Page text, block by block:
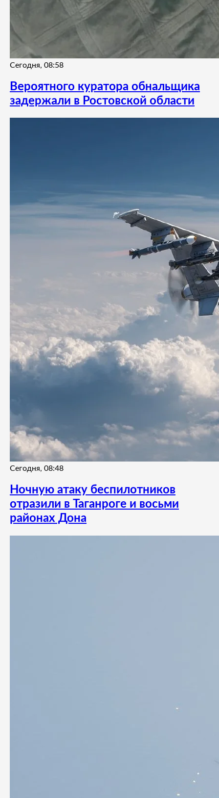
Сегодня, 08:58
Вероятного куратора обнальщика
задержали в Ростовской области
Сегодня, 08:48
Ночную атаку беспилотников
отразили в Таганроге и восьми
районах Дона